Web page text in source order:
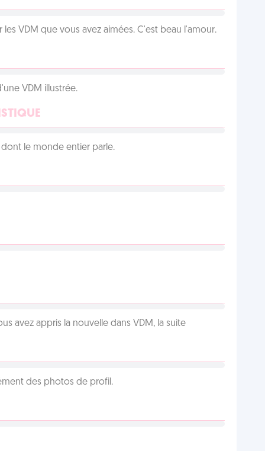
VDM que vous avez aimées. C'est beau l'amour.
VDM illustrée.
dont le monde entier parle.
avez appris la nouvelle dans VDM, la suite
des photos de profil.